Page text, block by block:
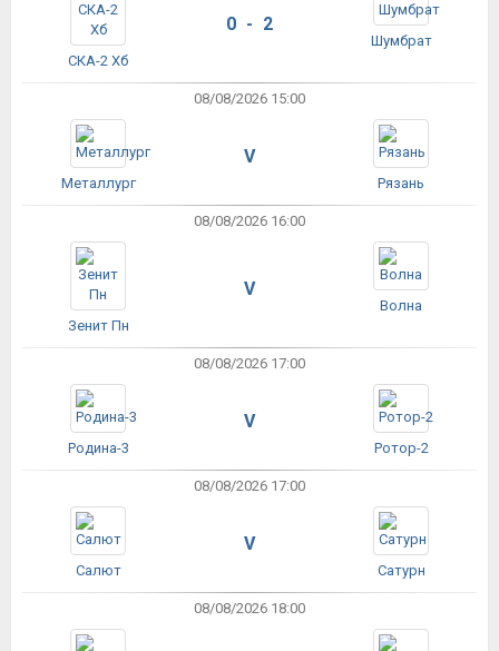
СКА-2 Хб
0 - 2
Шумбрат
08/08/2026 15:00
Металлург
V
Рязань
08/08/2026 16:00
Зенит Пн
V
Волна
08/08/2026 17:00
Родина-3
V
Ротор-2
08/08/2026 17:00
Салют
V
Сатурн
08/08/2026 18:00